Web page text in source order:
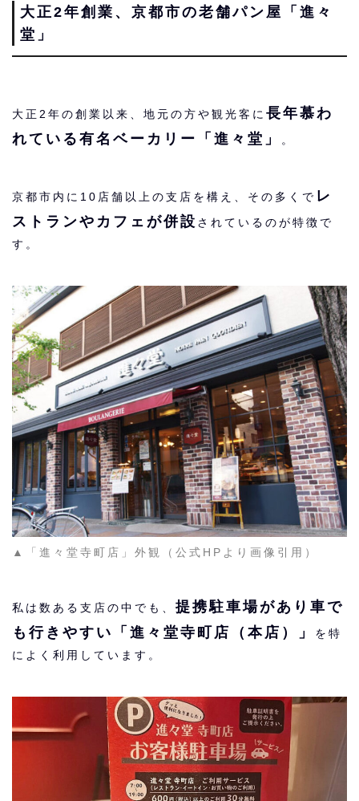
大正2年創業、京都市の老舗パン屋「進々
堂」
大正2年の創業以来、地元の方や観光客に 長年慕わ
れている有名ベーカリー「進々堂」
。
京都市内に10店舗以上の支店を構え、その多くで レ
ストランやカフェが併設 されているのが特徴で
す。
▲「進々堂寺町店」外観（公式HPより画像引用）
私は数ある支店の中でも、 提携駐車場があり車で
も行きやすい「進々堂寺町店（本店）」
を特
によく利用しています。